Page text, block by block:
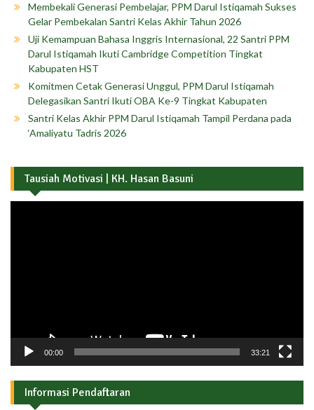
Membekali Generasi Pembelajar, PPM Darul Istiqamah Sukses
Gelar Pembekalan Santri Kelas Akhir Tahun 2026
Uji Kemampuan Bahasa Inggris Internasional, 22 Santri PPM
Darul Istiqamah Ikuti Cambridge Competition Tingkat
Kabupaten HST
Komitmen Cetak Generasi Unggul, PPM Darul Istiqamah
Delegasikan Santri Ikuti OBA Ke-9 Tingkat Kabupaten
Santri Kelas Akhir PPM Darul Istiqamah Tampil Perdana pada
‘Amaliyatu Tadris 2026
Tausiah Motivasi | KH. Hasan Basuni
00:00 33:21
Informasi Pendaftaran